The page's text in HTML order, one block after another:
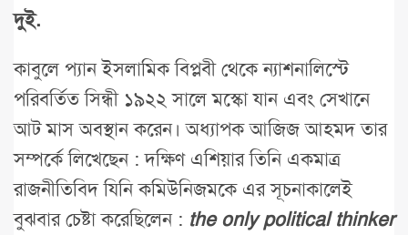
দুই.
কাবুলে প্যান ইসলামিক বিপ্লবী থেকে ন্যাশনালিস্টে
পরিবর্তিত সিন্ধী ১৯২২ সালে মস্কো যান এবং সেখানে
আট মাস অবস্থান করেন। অধ্যাপক আজিজ আহমদ তার
সম্পর্কে লিখেছেন : দক্ষিণ এশিয়ার তিনি একমাত্র
রাজনীতিবিদ যিনি কমিউনিজমকে এর সূচনাকালেই
বুঝবার চেষ্টা করেছিলেন : the only political thinker